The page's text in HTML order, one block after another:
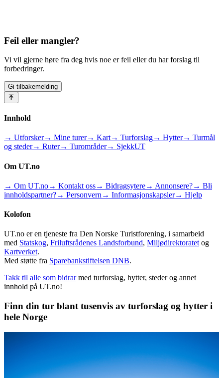
Feil eller mangler?
Vi vil gjerne høre fra deg hvis noe er feil eller du har forslag til
forbedringer.
Gi tilbakemelding
Innhold
→ Utforsker→ Mine turer→ Kart→ Turforslag→ Hytter→ Turmål
og steder→ Ruter→ Turområder→ SjekkUT
Om UT.no
→ Om UT.no→ Kontakt oss→ Bidragsytere→ Annonsere?→ Bli
innholdspartner?→ Personvern → Informasjonskapsler→ Hjelp
Kolofon
UT.no er en tjeneste fra Den Norske Turistforening, i samarbeid
med Statskog, Friluftsrådenes Landsforbund, Miljødirektoratet og
Kartverket.
Med støtte fra Sparebankstiftelsen DNB.
Takk til alle som bidrar med turforslag, hytter, steder og annet
innhold på UT.no!
Finn din tur blant tusenvis av turforslag og hytter i
hele Norge